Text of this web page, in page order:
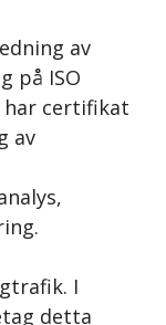
av
på ISO
har certifikat
av
I
detta